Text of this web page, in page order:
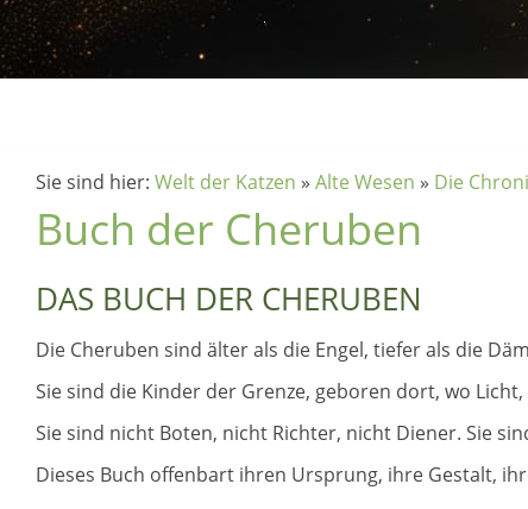
Sie sind hier: Welt der Katzen » Alte Wesen » Die
Buch der Cheruben
DAS BUCH DER CHERUBEN
Die Cheruben sind älter als die Engel, tiefer als die
Sie sind die Kinder der Grenze, geboren dort, wo
Sie sind nicht Boten, nicht Richter, nicht Diener. Sie
Dieses Buch offenbart ihren Ursprung, ihre Gestalt,